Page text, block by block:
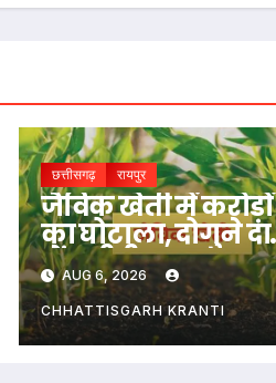
छत्तीसगढ़ रायपुर
जैविक खेती में करोड़ों
का घोटाला, दोगुने
में खरीदी खाद
AUG 6, 2026
CHHATTISGARH KRANTI